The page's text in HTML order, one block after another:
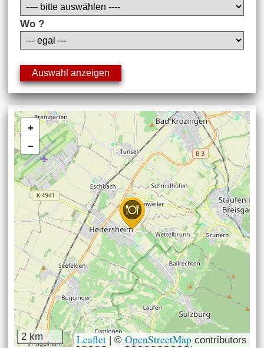
Wo ?
+
−
2 km Leaflet |© OpenStreetMap contributors